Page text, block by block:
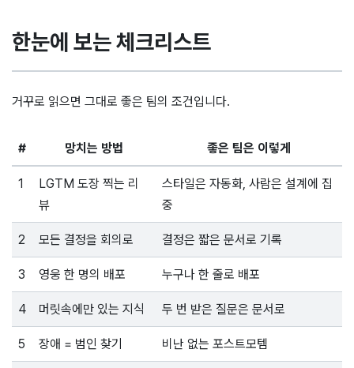
한눈에 보는 체크리스트
거꾸로 읽으면 그대로 좋은 팀의 조건입니다.
# 망치는 방법 좋은 팀은 이렇게
1
LGTM 도장 찍는 리
뷰
스타일은 자동화, 사람은 설계에 집
중
2 모든 결정을 회의로 결정은 짧은 문서로 기록
3 영웅 한 명의 배포 누구나 한 줄로 배포
4 머릿속에만 있는 지식 두 번 받은 질문은 문서로
5 장애 = 범인 찾기 비난 없는 포스트모템